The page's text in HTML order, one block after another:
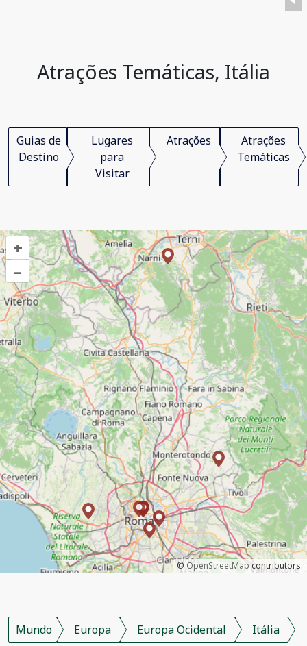
Atrações Temáticas, Itália
Guias de
Destino
Lugares
para
Visitar
Atrações
Atrações
Temáticas
+
–
©OpenStreetMapcontributors.
Mundo Europa Europa Ocidental Itália